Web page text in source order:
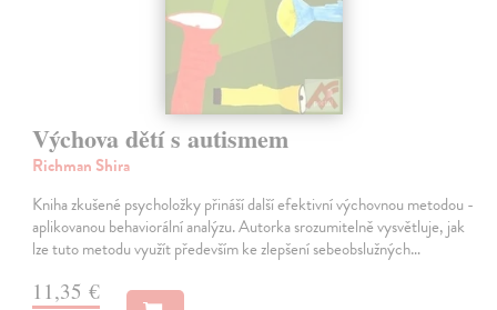
Výchova dětí s autismem
Richman Shira
Kniha zkušené psycholožky přináší další efektivní výchovnou metodou -
aplikovanou behaviorální analýzu. Autorka srozumitelně vysvětluje, jak
lze tuto metodu využít především ke zlepšení sebeobslužných…
11,35 €